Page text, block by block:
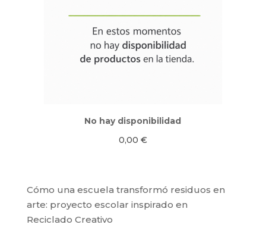
No hay disponibilidad
0,00 €
Cómo una escuela transformó residuos en
arte: proyecto escolar inspirado en
Reciclado Creativo